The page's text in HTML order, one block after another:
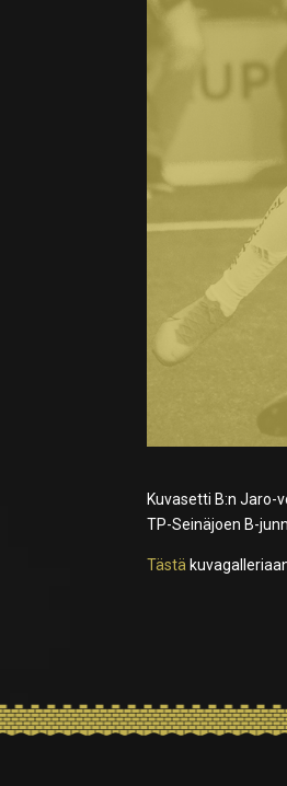
Kuvasetti B:n Jaro-
TP-Seinäjoen B-
Tästä